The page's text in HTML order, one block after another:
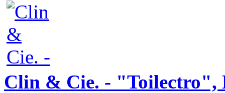
Clin & Cie. - "Toilectro",